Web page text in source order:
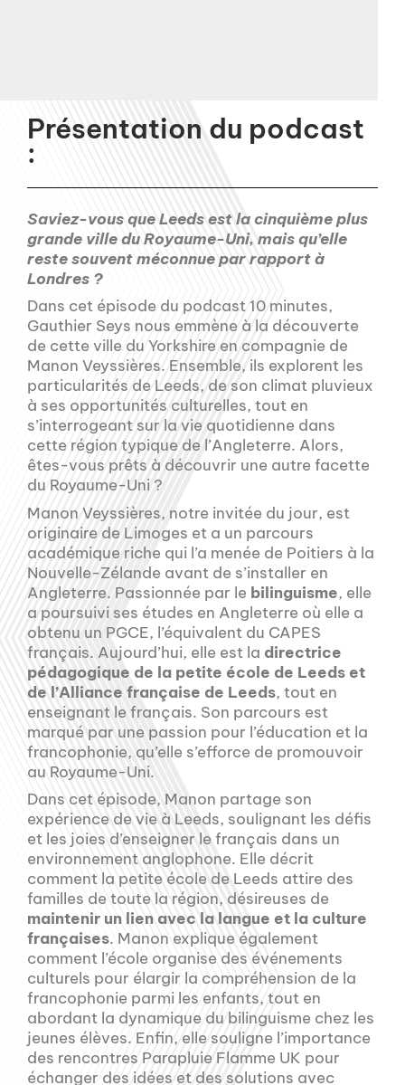
Présentation du podcast
:
Saviez-vous que Leeds est la cinquième plus
grande ville du Royaume-Uni, mais qu’elle
reste souvent méconnue par rapport à
Londres ?
Dans cet épisode du podcast 10 minutes,
Gauthier Seys nous emmène à la découverte
de cette ville du Yorkshire en compagnie de
Manon Veyssières. Ensemble, ils explorent les
particularités de Leeds, de son climat pluvieux
à ses opportunités culturelles, tout en
s’interrogeant sur la vie quotidienne dans
cette région typique de l’Angleterre. Alors,
êtes-vous prêts à découvrir une autre facette
du Royaume-Uni ?
Manon Veyssières, notre invitée du jour, est
originaire de Limoges et a un parcours
académique riche qui l’a menée de Poitiers à la
Nouvelle-Zélande avant de s’installer en
Angleterre. Passionnée par le bilinguisme, elle
a poursuivi ses études en Angleterre où elle a
obtenu un PGCE, l’équivalent du CAPES
français. Aujourd’hui, elle est la directrice
pédagogique de la petite école de Leeds et
de l’Alliance française de Leeds, tout en
enseignant le français. Son parcours est
marqué par une passion pour l’éducation et la
francophonie, qu’elle s’efforce de promouvoir
au Royaume-Uni.
Dans cet épisode, Manon partage son
expérience de vie à Leeds, soulignant les défis
et les joies d’enseigner le français dans un
environnement anglophone. Elle décrit
comment la petite école de Leeds attire des
familles de toute la région, désireuses de
maintenir un lien avec la langue et la culture
françaises. Manon explique également
comment l’école organise des événements
culturels pour élargir la compréhension de la
francophonie parmi les enfants, tout en
abordant la dynamique du bilinguisme chez les
jeunes élèves. Enfin, elle souligne l’importance
des rencontres Parapluie Flamme UK pour
échanger des idées et des solutions avec